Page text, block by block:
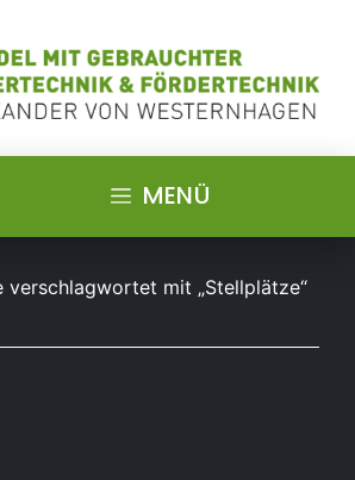
MENÜ
verschlagwortet mit „Stellplätze“